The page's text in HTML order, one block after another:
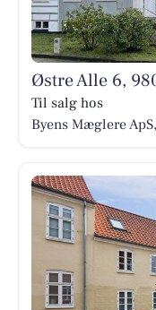
Østre Alle 6,
Til salg hos
Byens Mæglere